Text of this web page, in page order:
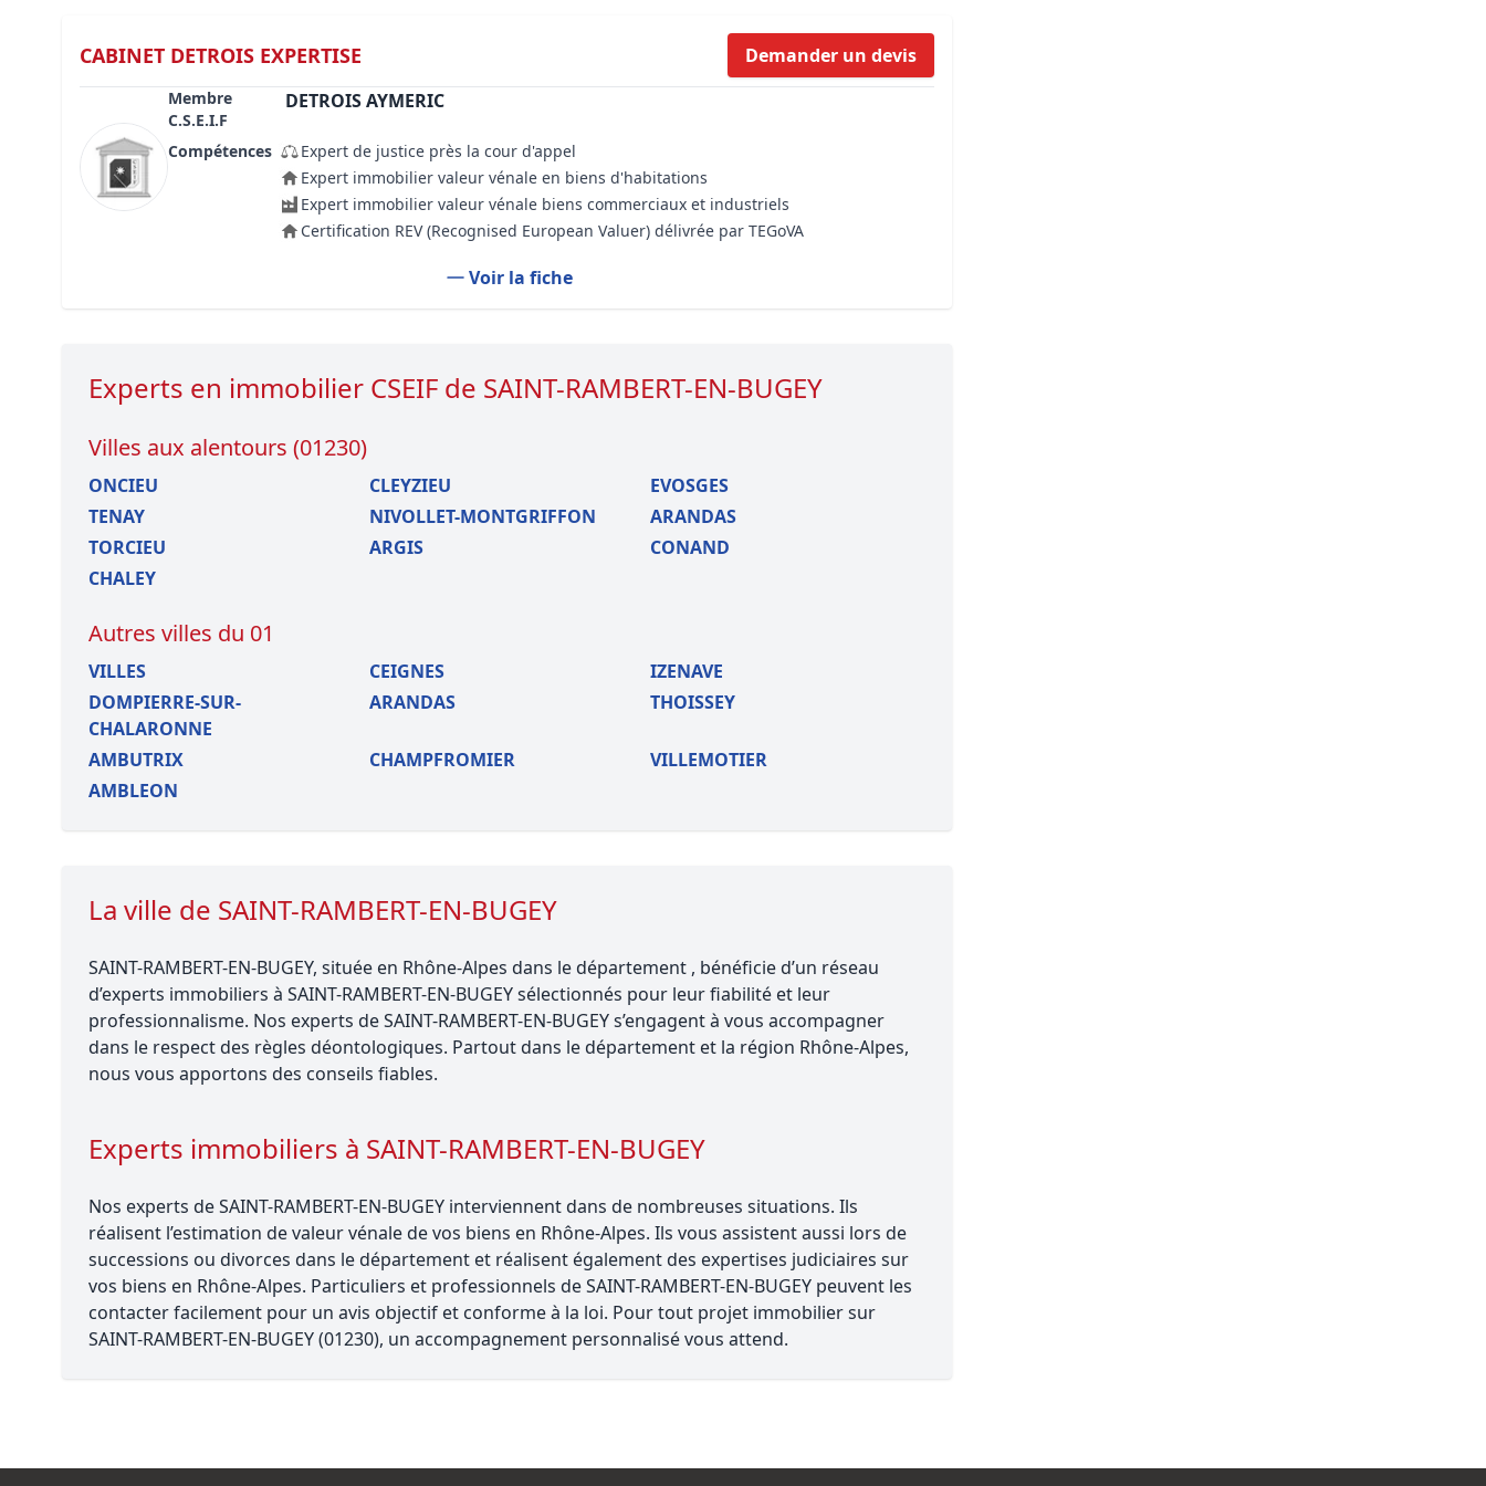
Formation règles d’urbanisme
CABINET DETROIS EXPERTISE Demander un devis
Membre
C.S.E.I.F
DETROIS AYMERIC
Compétences
Expert de justice près la cour d'appel
Expert immobilier valeur vénale en biens d'habitations
Expert immobilier valeur vénale biens commerciaux et industriels
Certification REV (Recognised European Valuer) délivrée par TEGoVA
Voir la fiche
Experts en immobilier CSEIF de SAINT-RAMBERT-EN-BUGEY
Villes aux alentours (01230)
ONCIEU CLEYZIEU
EVOSGES
TENAY
NIVOLLET-MONTGRIFFON
ARANDAS
TORCIEU
ARGIS
CONAND
CHALEY
Autres villes du 01
VILLES CEIGNES
IZENAVE
DOMPIERRE-SUR-
CHALARONNE
ARANDAS THOISSEY
AMBUTRIX CHAMPFROMIER
VILLEMOTIER
AMBLEON
La ville de SAINT-RAMBERT-EN-BUGEY
SAINT-RAMBERT-EN-BUGEY, située en Rhône-Alpes dans le département , bénéficie d’un réseau
d’experts immobiliers à SAINT-RAMBERT-EN-BUGEY sélectionnés pour leur fiabilité et leur
professionnalisme. Nos experts de SAINT-RAMBERT-EN-BUGEY s’engagent à vous accompagner
dans le respect des règles déontologiques. Partout dans le département et la région Rhône-Alpes,
nous vous apportons des conseils fiables.
Experts immobiliers à SAINT-RAMBERT-EN-BUGEY
Nos experts de SAINT-RAMBERT-EN-BUGEY interviennent dans de nombreuses situations. Ils
réalisent l’estimation de valeur vénale de vos biens en Rhône-Alpes. Ils vous assistent aussi lors de
successions ou divorces dans le département et réalisent également des expertises judiciaires sur
vos biens en Rhône-Alpes. Particuliers et professionnels de SAINT-RAMBERT-EN-BUGEY peuvent les
contacter facilement pour un avis objectif et conforme à la loi. Pour tout projet immobilier sur
SAINT-RAMBERT-EN-BUGEY (01230), un accompagnement personnalisé vous attend.